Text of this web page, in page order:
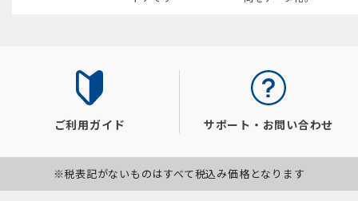
ご利用ガイド サポート・お問い合わせ
※税表記がないものはすべて税込み価格となります